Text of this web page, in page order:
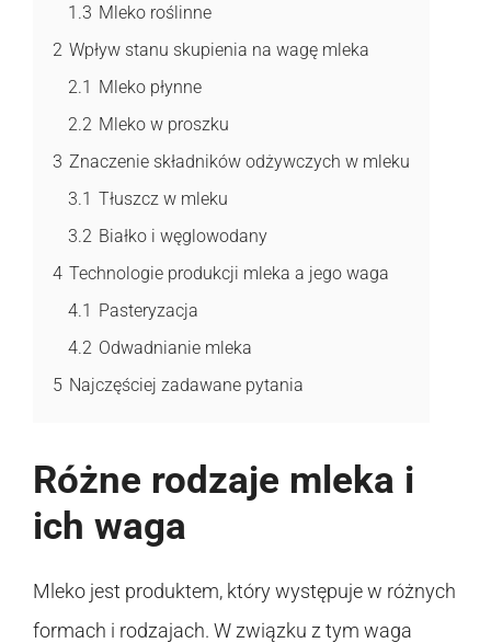
1.3 Mleko roślinne
2 Wpływ stanu skupienia na wagę mleka
2.1 Mleko płynne
2.2 Mleko w proszku
3 Znaczenie składników odżywczych w mleku
3.1 Tłuszcz w mleku
3.2 Białko i węglowodany
4 Technologie produkcji mleka a jego waga
4.1 Pasteryzacja
4.2 Odwadnianie mleka
5 Najczęściej zadawane pytania
Różne rodzaje mleka i
ich waga
Mleko jest produktem, który występuje w różnych
formach i rodzajach. W związku z tym waga